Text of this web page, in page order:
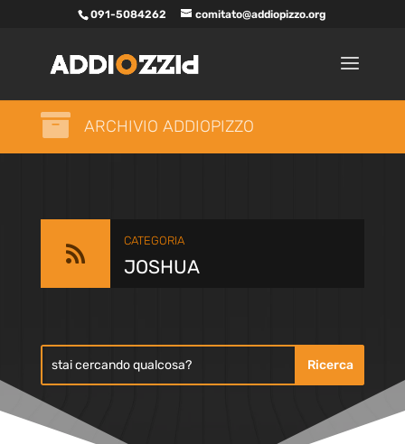
091-5084262 comitato@addiopizzo.org
 ARCHIVIO ADDIOPIZZO

CATEGORIA
JOSHUA